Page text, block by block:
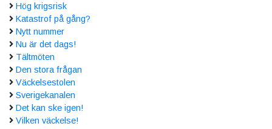
Hög krigsrisk
Katastrof på gång?
Nytt nummer
Nu är det dags!
Tältmöten
Den stora frågan
Väckelsestolen
Sverigekanalen
Det kan ske igen!
Vilken väckelse!